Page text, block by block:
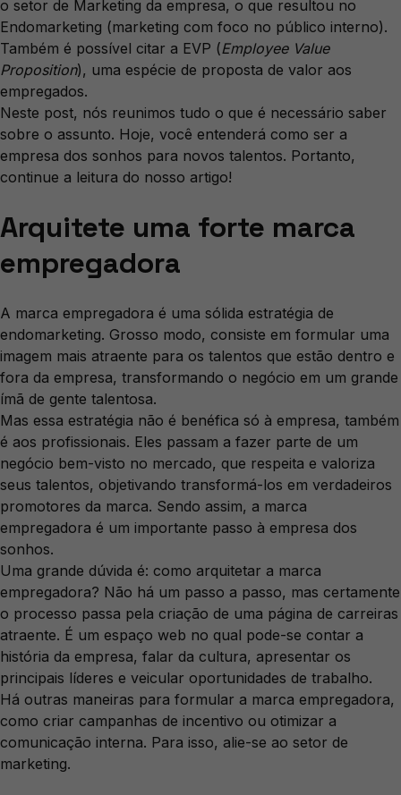
o setor de Marketing da empresa, o que resultou no
Endomarketing (marketing com foco no público interno).
Também é possível citar a EVP (Employee Value
Proposition), uma espécie de proposta de valor aos
empregados.
Neste post, nós reunimos tudo o que é necessário saber
sobre o assunto. Hoje, você entenderá como ser a
empresa dos sonhos para novos talentos. Portanto,
continue a leitura do nosso artigo!
Arquitete uma forte marca
empregadora
A marca empregadora é uma sólida estratégia de
endomarketing. Grosso modo, consiste em formular uma
imagem mais atraente para os talentos que estão dentro e
fora da empresa, transformando o negócio em um grande
ímã de gente talentosa.
Mas essa estratégia não é benéfica só à empresa, também
é aos profissionais. Eles passam a fazer parte de um
negócio bem-visto no mercado, que respeita e valoriza
seus talentos, objetivando transformá-los em verdadeiros
promotores da marca. Sendo assim, a marca
empregadora é um importante passo à empresa dos
sonhos.
Uma grande dúvida é: como arquitetar a marca
empregadora? Não há um passo a passo, mas certamente
o processo passa pela criação de uma página de carreiras
atraente. É um espaço web no qual pode-se contar a
história da empresa, falar da cultura, apresentar os
principais líderes e veicular oportunidades de trabalho.
Há outras maneiras para formular a marca empregadora,
como criar campanhas de incentivo ou otimizar a
comunicação interna. Para isso, alie-se ao setor de
marketing.